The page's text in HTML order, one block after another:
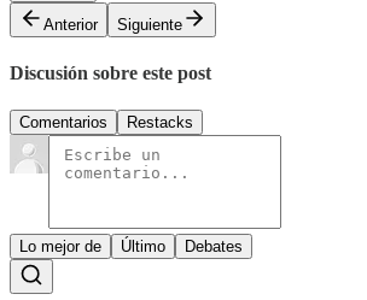
Anterior
Siguiente
Discusión sobre este post
Comentarios Restacks
Lo mejor de Último Debates